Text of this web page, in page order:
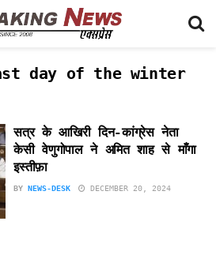
day of the winter
सत्र के आखिरी दिन-कांग्रेस नेता
केसी वेणुगोपाल ने अमित शाह से माँगा
इस्तीफ़ा
BY NEWS-DESK DECEMBER 20, 2024